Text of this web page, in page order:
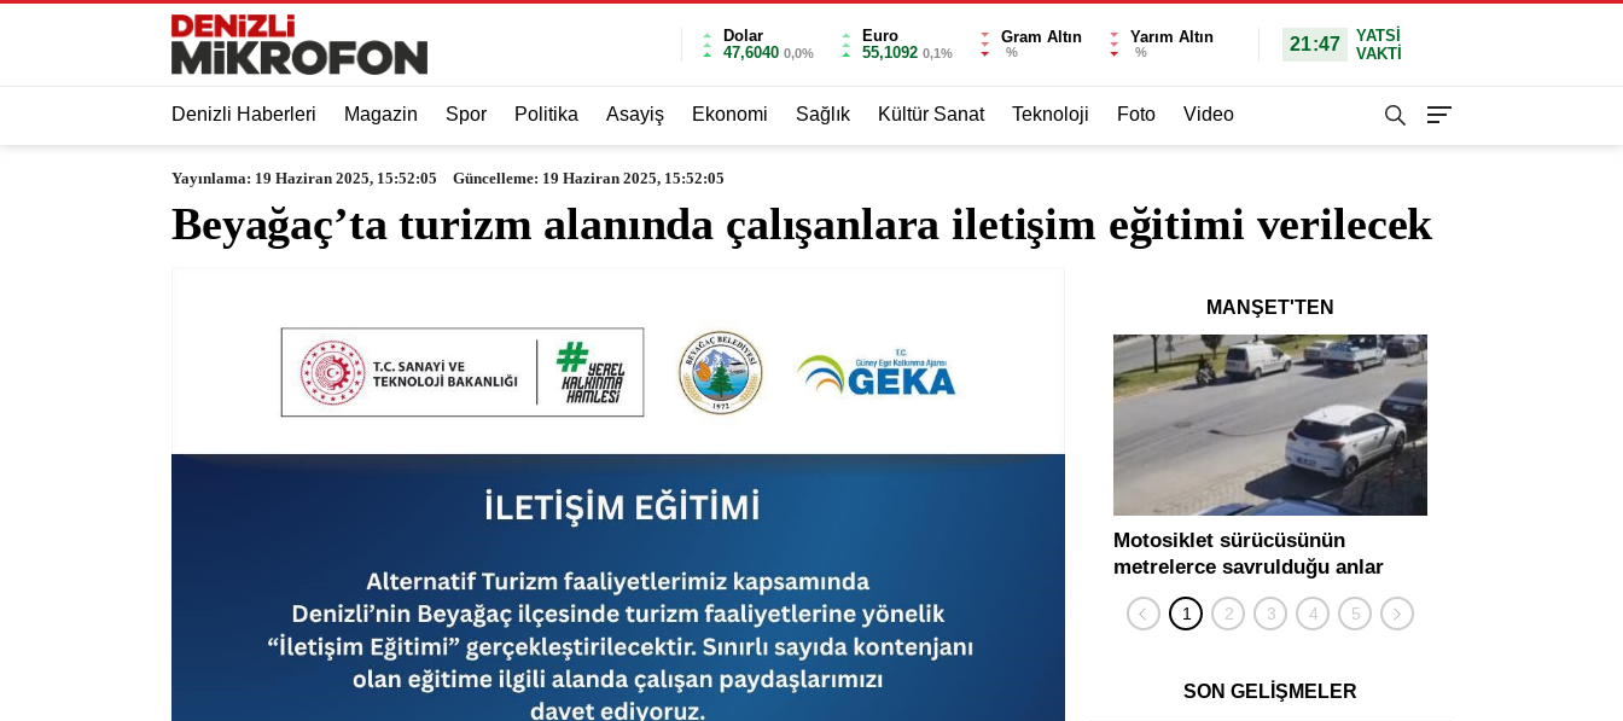
Dolar
47,6040 0,0%
Euro
55,1092 0,1%
Gram Altın
%
Yarım Altın
% 21:47
YATSI
VAKTİ
Denizli Haberleri Magazin Spor Politika Asayiş Ekonomi Sağlık Kültür Sanat Teknoloji Foto Video
Yayınlama: 19 Haziran 2025, 15:52:05 Güncelleme: 19 Haziran 2025, 15:52:05
Beyağaç’ta turizm alanında çalışanlara iletişim eğitimi verilecek
MANŞET'TEN
Motosiklet sürücüsünün
metrelerce savrulduğu anlar
güvenlik kamerasında
SON GELİŞMELER